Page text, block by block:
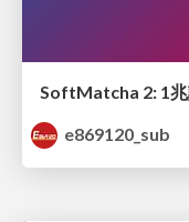
e869120_sub